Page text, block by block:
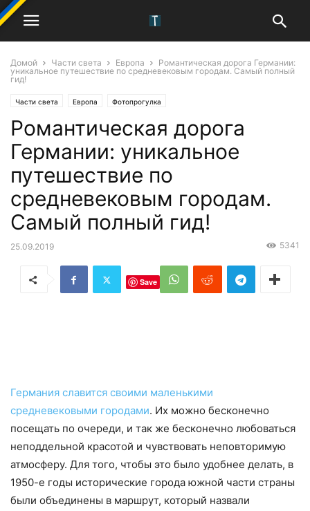
Домой Части света Европа
Романтическая дорога Германии:
уникальное путешествие по средневековым городам. Самый полный
гид!
Части света Европа Фотопрогулка
Романтическая дорога
Германии: уникальное
путешествие по
средневековым городам.
Самый полный гид!
25.09.2019 5341
Save
Германия славится своими маленькими
средневековыми городами. Их можно бесконечно
посещать по очереди, и так же бесконечно любоваться
неподдельной красотой и чувствовать неповторимую
атмосферу. Для того, чтобы это было удобнее делать, в
1950-е годы исторические города южной части страны
были объединены в маршрут, который назвали